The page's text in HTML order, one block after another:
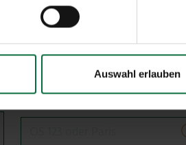
Auswahl erlauben